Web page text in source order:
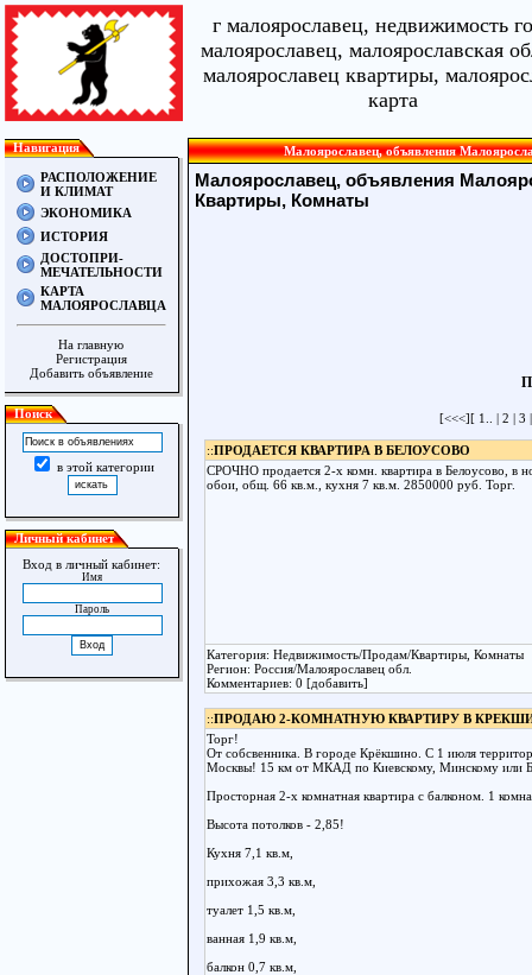
г малоярославец, недвижимость
малоярославец, малоярославская
малоярославец квартиры,
карта
Навигация
РАСПОЛОЖЕНИЕ
И КЛИМАТ
ЭКОНОМИКА
ИСТОРИЯ
ДОСТОПРИ-
МЕЧАТЕЛЬНОСТИ
КАРТА
МАЛОЯРОСЛАВЦА
На главную
Регистрация
Добавить объявление
Поиск
в этой категории
Личный кабинет
Вход в личный кабинет:
Имя
Пароль
Малоярославец, объявления
Малоярославец, объявления
Квартиры, Комнаты
[<<<][ 1.. | 2 | 3
::ПРОДАЕТСЯ КВАРТИРА В БЕЛОУСОВО
СРОЧНО продается 2-х комн. квартира в Белоусово, в
обои, общ. 66 кв.м., кухня 7 кв.м. 2850000 руб. Торг.
Категория: Недвижимость/Продам/Квартиры, Комнаты
Регион: Россия/Малоярославец обл.
Комментариев: 0 [добавить]
::ПРОДАЮ 2-КОМНАТНУЮ КВАРТИРУ В
Торг!
От собсвенника. В городе Крёкшино. С 1 июля
Москвы! 15 км от МКАД по Киевскому, Минскому или
Просторная 2-х комнатная квартира с балконом. 1
Высота потолков - 2,85!
Кухня 7,1 кв.м,
прихожая 3,3 кв.м,
туалет 1,5 кв.м,
ванная 1,9 кв.м,
балкон 0,7 кв.м,